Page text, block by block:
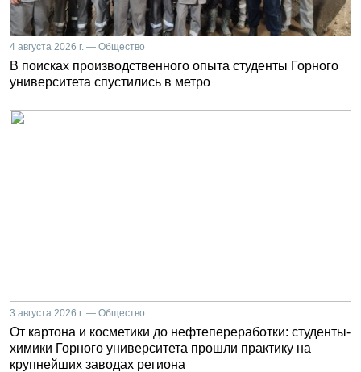
4 августа 2026 г. — Общество
В поисках производственного опыта студенты Горного
университета спустились в метро
3 августа 2026 г. — Общество
От картона и косметики до нефтепереработки: студенты-
химики Горного университета прошли практику на
крупнейших заводах региона